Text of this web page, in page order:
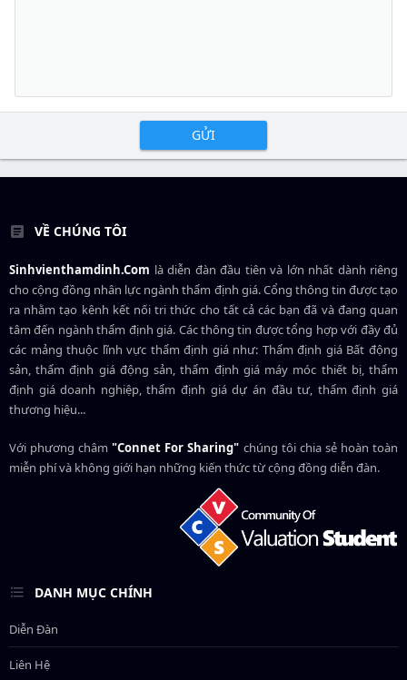
GỬI
VỀ CHÚNG TÔI
Sinhvienthamdinh.Com là diễn đàn đầu tiên và lớn nhất dành riêng
cho cộng đồng nhân lực ngànhthẩm định giá. Cổng thông tin được tạo
ra nhằm tạo kênh kết nối tri thức cho tất cả các bạn đã và đang quan
tâm đến ngành thẩm định giá. Các thông tin được tổng hợp với đầy đủ
các mảng thuộc lĩnh vực thẩm định giá như: Thẩm định giá Bất động
sản, thẩm định giá động sản, thẩm định giá máy móc thiết bị, thẩm
định giá doanh nghiệp, thẩm định giá dự án đầu tư, thẩm định giá
thương hiệu...
Với phương châm"Connet For Sharing" chúng tôi chia sẻ hoàn toàn
miễn phí và không giới hạn những kiến thức từ cộng đồng diễn đàn.
DANH MỤC CHÍNH
Diễn Đàn
Liên Hệ